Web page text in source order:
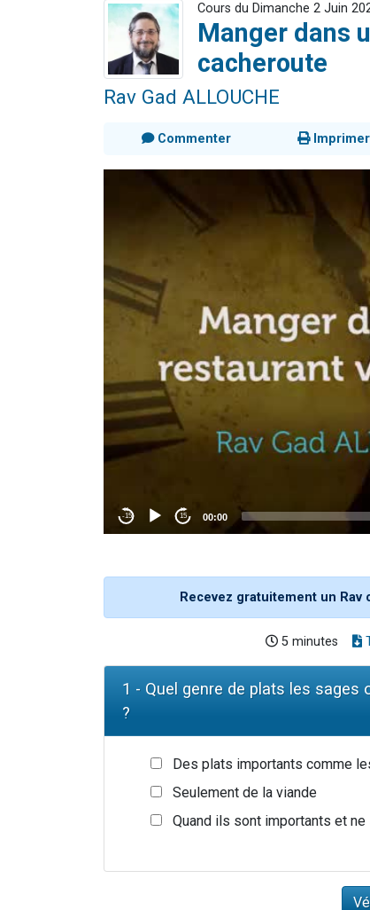
Cours du Dimanche 2 Juin
Manger dans
cacheroute
Rav Gad ALLOUCHE
Commenter Imprimer
Recevez gratuitement un
5 minutes
1 - Quel genre de plats les
?
Des plats importants comme
Seulement de la viande
Quand ils sont importants et